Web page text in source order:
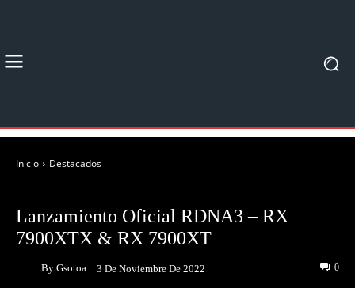
Inicio Destacados
Lanzamiento Oficial RDNA3 – RX
7900XTX & RX 7900XT
By Gsotoa 3 De Noviembre De 2022 0